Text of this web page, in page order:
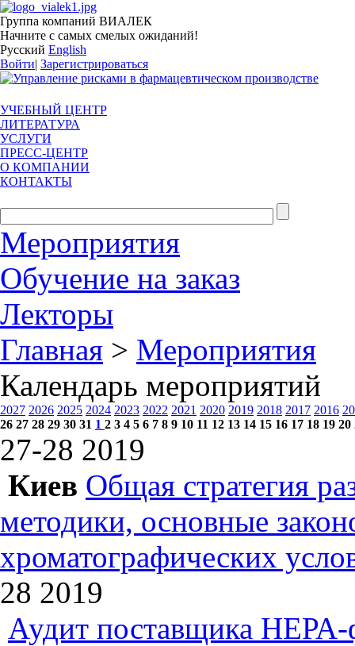
Группа компаний ВИАЛЕК
Начните с самых смелых ожиданий!
Русский English
Войти| Зарегистрироваться
УЧЕБНЫЙ ЦЕНТР
ЛИТЕРАТУРА
УСЛУГИ
ПРЕСС-ЦЕНТР
О КОМПАНИИ
КОНТАКТЫ
Мероприятия
Обучение на заказ
Лекторы
Главная > Мероприятия
Календарь мероприятий
2027 2026 2025 2024 2023 2022 2021 2020 2019 2018 2017 2016
26 27 28 29 30 31 1 2 3 4 5 6 7 8 9 10 11 12 13 14 15 16 17 18 19 20
27-28 2019
Киев Общая стратегия
методики, основные
хроматографических
28 2019
Аудит поставщика НЕРА-